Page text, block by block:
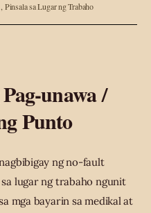
Pinsala sa Lugar ng Trabaho
unawa /
Punto
ng no-fault
lugar ng trabaho ngunit
mga bayarin sa medikal at